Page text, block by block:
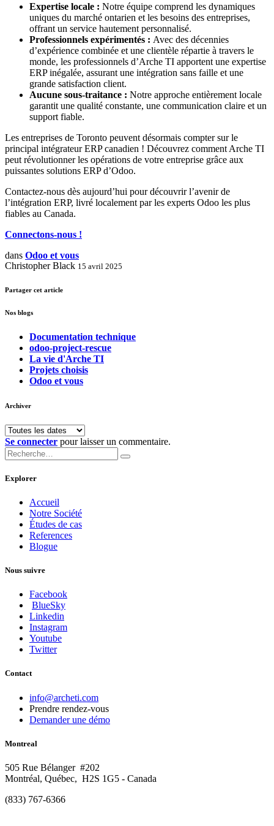
Expertise locale : Notre équipe comprend les dynamiques
uniques du marché ontarien et les besoins des entreprises,
offrant un service hautement personnalisé.
Professionnels expérimentés : Avec des décennies
d’expérience combinée et une clientèle répartie à travers le
monde, les professionnels d’Arche TI apportent une expertise
ERP inégalée, assurant une intégration sans faille et une
grande satisfaction client.
Aucune sous-traitance : Notre approche entièrement locale
garantit une qualité constante, une communication claire et un
support fiable.
Les entreprises de Toronto peuvent désormais compter sur le
principal intégrateur ERP canadien ! Découvrez comment Arche TI
peut révolutionner les opérations de votre entreprise grâce aux
puissantes solutions ERP d’Odoo.
Contactez-nous dès aujourd’hui pour découvrir l’avenir de
l’intégration ERP, livré localement par les experts Odoo les plus
fiables au Canada.
Connectons-nous !
dans Odoo et vous
Christopher Black 15 avril 2025
Partager cet article
Nos blogs
Documentation technique
odoo-project-rescue
La vie d'Arche TI
Projets choisis
Odoo et vous
Archiver
Se connecter pour laisser un commentaire.
Explorer
Accueil
Notre Société
Études de cas
References
Blogue
Nous suivre
Facebook
BlueSky
Linkedin
Instagram
Youtube
Twitter
Contact
info@archeti.com
Prendre rendez-vous
Demander une démo
Montreal
505 Rue Bélanger #202
Montréal, Québec, H2S 1G5 - Canada
(833) 767-6366